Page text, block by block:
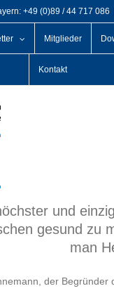
+49 (0)89 / 44 717 086
Mitglieder
Kontakt
und
gesund zu
man
der Begründer